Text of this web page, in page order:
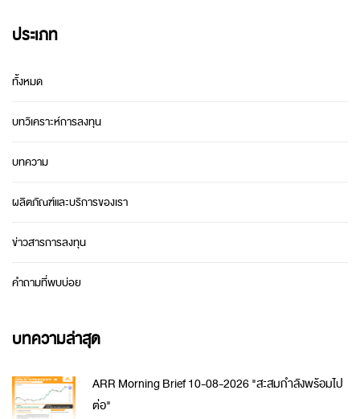
ประเภท
ทั้งหมด
บทวิเคราะห์การลงทุน
บทความ
ผลิตภัณฑ์และบริการของเรา
ข่าวสารการลงทุน
คำถามที่พบบ่อย
บทความล่าสุด
ARR Morning Brief 10-08-2026 "สะสมกำลังพร้อมไป
ต่อ"